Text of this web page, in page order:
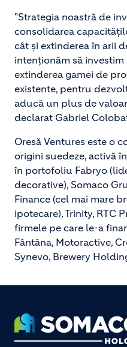
"Strategia noastră de
consolidarea
cât și extinderea în arii
intenționăm să
extinderea gamei de
existente, pentru
aducă un plus de
declarat Gabriel
Oresă Ventures este o
origini suedeze, activă
în portofoliu Fabryo
decorative), Somaco
Finance (cel mai mare
ipotecare), Trinity, RTC
firmele pe care le-a
Fântâna, Motoractive,
Synevo, Brewery
Footer